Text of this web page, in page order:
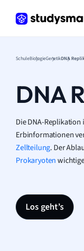
SchuleBiologieGenetikDNA
DNA
Die DNA-
Erbinformationen
Zellteilung. Der
Prokaryoten
Los geht’s